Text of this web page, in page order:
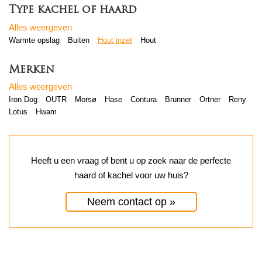
Type kachel of haard
Alles weergeven
Warmte opslag Buiten Hout inzet Hout
Merken
Alles weergeven
Iron Dog OUTR Morsø Hase Contura Brunner Ortner
Reny
Lotus
Hwam
Heeft u een vraag of bent u op zoek naar de perfecte
haard of kachel voor uw huis?
Neem contact op »